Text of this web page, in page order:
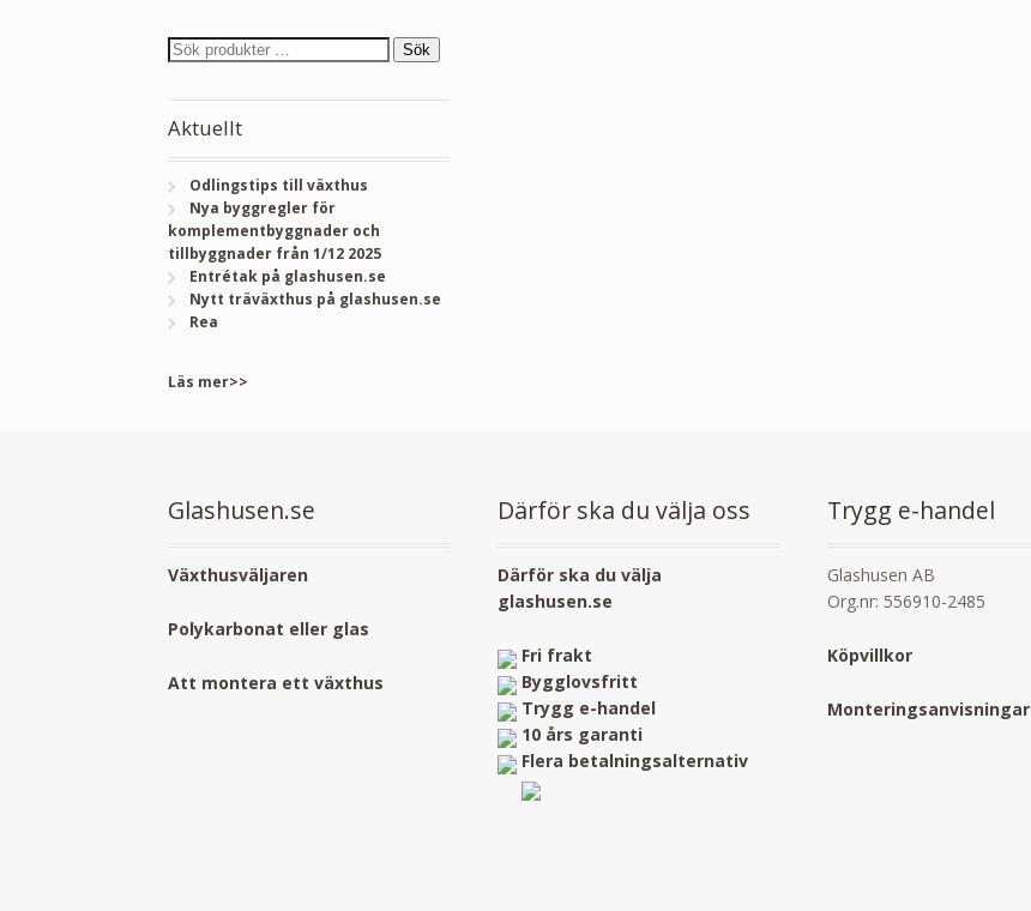
Sök
Aktuellt
Odlingstips till växthus
Nya byggregler för
komplementbyggnader och
tillbyggnader från 1/12 2025
Entrétak på glashusen.se
Nytt träväxthus på glashusen.se
Rea
Läs mer>>
Glashusen.se
Växthusväljaren
Polykarbonat eller glas
Att montera ett växthus
Därför ska du välja oss
Därför ska du välja
glashusen.se
Fri frakt
Bygglovsfritt
Trygg e-handel
10 års garanti
Flera betalningsalternativ
Trygg e-handel
Glashusen AB
Org.nr: 556910-2485
Köpvillkor
Monteringsanvisningar